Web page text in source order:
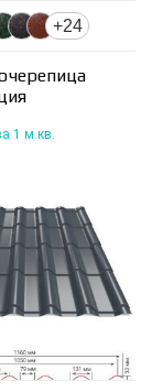
+24
1 м.кв.